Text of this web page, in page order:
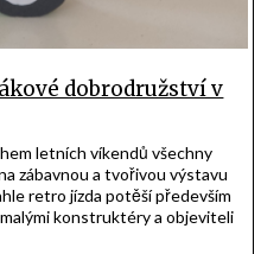
dobrodružství v
letních víkendů všechny
zábavnou a tvořivou výstavu
retro jízda potěší především
konstruktéry a objeviteli